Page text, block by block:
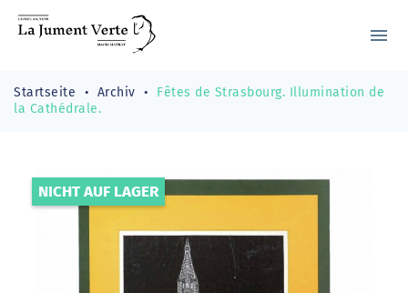
menu
Startseite Archiv
Fêtes de Strasbourg. Illumination de
la Cathédrale.
NICHT AUF LAGER